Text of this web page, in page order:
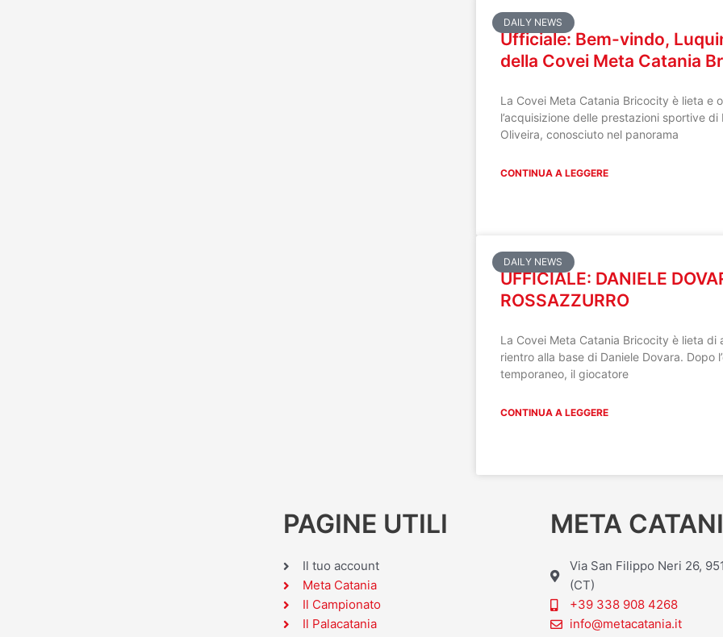
DAILY NEWS
Ufficiale: Bem-vindo,
della Covei Meta Catania
La Covei Meta Catania Bricocity è lieta e
l’acquisizione delle prestazioni sportive
Oliveira, conosciuto nel panorama
CONTINUA A LEGGERE
DAILY NEWS
UFFICIALE: DANIELE
ROSSAZZURRO
La Covei Meta Catania Bricocity è lieta di
rientro alla base di Daniele Dovara. Dopo
temporaneo, il giocatore
CONTINUA A LEGGERE
PAGINE UTILI
Il tuo account
Meta Catania
Il Campionato
Il Palacatania
META
Via San Filippo Neri 26,
(CT)
+39 338 908 4268
info@metacatania.it